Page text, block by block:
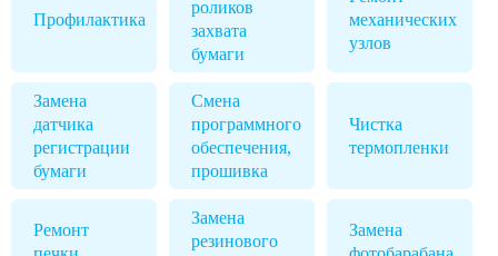
Профилактика
роликов
захвата
бумаги
механических
узлов
Замена
датчика
регистрации
бумаги
Смена
программного
обеспечения,
прошивка
Чистка
термопленки
Ремонт
Замена
резинового
Замена